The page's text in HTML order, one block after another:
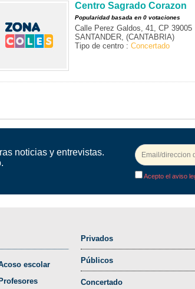
Centro Sagrado Corazon
Popularidad basada en 0 votaciones
Calle Perez Galdos, 41, CP 39005
SANTANDER, (CANTABRIA)
Tipo de centro : Concertado
noticias y entrevistas.
Acepto el aviso
escolar
Profesores
Privados
Públicos
Concertado